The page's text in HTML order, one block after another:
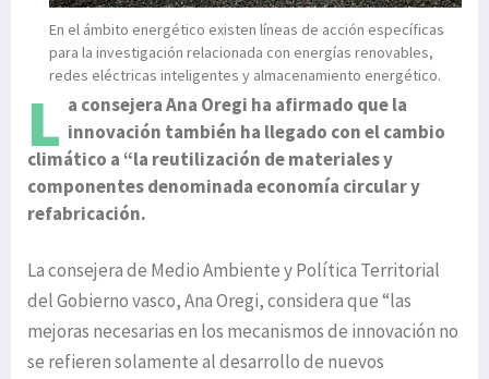
En el ámbito energético existen líneas de acción específicas
para la investigación relacionada con energías renovables,
redes eléctricas inteligentes y almacenamiento energético.
L a consejera Ana Oregi ha afirmado que la
innovación también ha llegado con el cambio
climático a “la reutilización de materiales y
componentes denominada economía circular y
refabricación.
La consejera de Medio Ambiente y Política Territorial
del Gobierno vasco, Ana Oregi, considera que “las
mejoras necesarias en los mecanismos de innovación no
se refieren solamente al desarrollo de nuevos